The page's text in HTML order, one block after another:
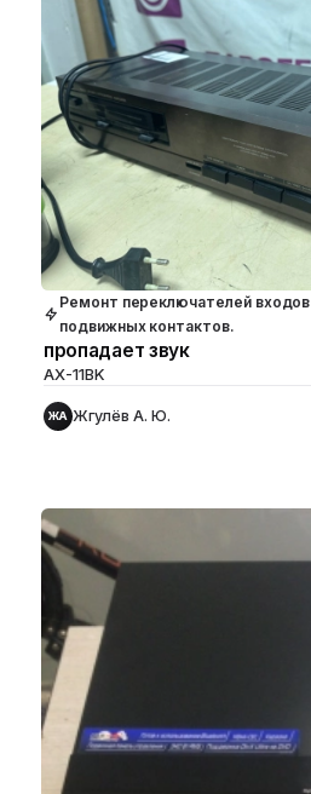
Ремонт переключателей
подвижных контактов.
пропадает звук
AX-11BK
ЖА Жгулёв А. Ю.